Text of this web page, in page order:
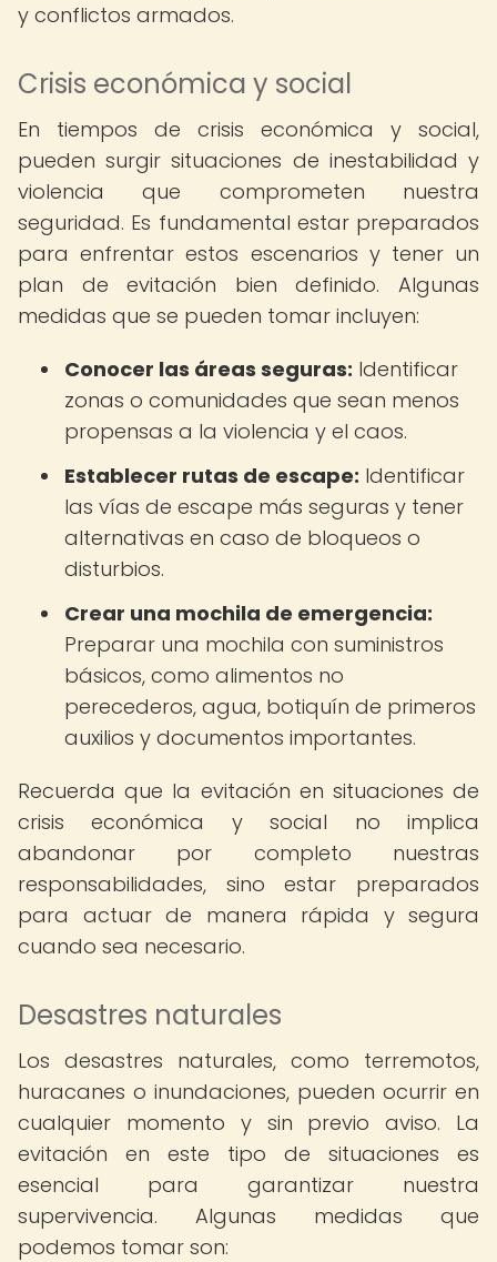
y conflictos armados.
Crisis económica y social
En tiempos de crisis económica y social,
pueden surgir situaciones de inestabilidad y
violencia que comprometen nuestra
seguridad. Es fundamental estar preparados
para enfrentar estos escenarios y tener un
plan de evitación bien definido. Algunas
medidas que se pueden tomar incluyen:
Conocer las áreas seguras: Identificar
zonas o comunidades que sean menos
propensas a la violencia y el caos.
Establecer rutas de escape: Identificar
las vías de escape más seguras y tener
alternativas en caso de bloqueos o
disturbios.
Crear una mochila de emergencia:
Preparar una mochila con suministros
básicos, como alimentos no
perecederos, agua, botiquín de primeros
auxilios y documentos importantes.
Recuerda que la evitación en situaciones de
crisis económica y social no implica
abandonar por completo nuestras
responsabilidades, sino estar preparados
para actuar de manera rápida y segura
cuando sea necesario.
Desastres naturales
Los desastres naturales, como terremotos,
huracanes o inundaciones, pueden ocurrir en
cualquier momento y sin previo aviso. La
evitación en este tipo de situaciones es
esencial para garantizar nuestra
supervivencia. Algunas medidas que
podemos tomar son: